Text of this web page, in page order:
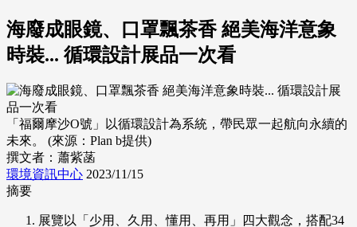
海廢成眼鏡、口罩飄茶香 絕美海洋意象
時裝... 循環設計展品一次看
「福爾摩沙O號」以循環設計為系統，帶民眾一起航向永續的
未來。 (來源：Plan b提供)
撰文者：蕭紫菡
環境資訊中心 2023/11/15
摘要
展覽以「少用、久用、懂用、再用」四大觀念，搭配34